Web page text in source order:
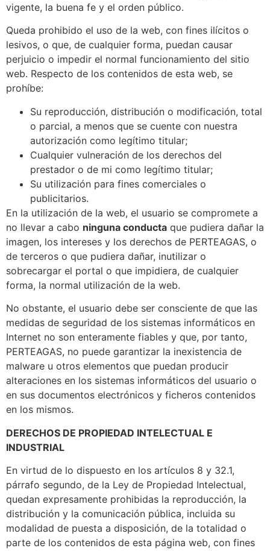
vigente, la buena fe y el orden público.
Queda prohibido el uso de la web, con fines ilícitos o
lesivos, o que, de cualquier forma, puedan causar
perjuicio o impedir el normal funcionamiento del sitio
web. Respecto de los contenidos de esta web, se
prohíbe:
Su reproducción, distribución o modificación, total
o parcial, a menos que se cuente con nuestra
autorización como legítimo titular;
Cualquier vulneración de los derechos del
prestador o de mi como legítimo titular;
Su utilización para fines comerciales o
publicitarios.
En la utilización de la web, el usuario se compromete a
no llevar a cabo ninguna conducta que pudiera dañar la
imagen, los intereses y los derechos de PERTEAGAS, o
de terceros o que pudiera dañar, inutilizar o
sobrecargar el portal o que impidiera, de cualquier
forma, la normal utilización de la web.
No obstante, el usuario debe ser consciente de que las
medidas de seguridad de los sistemas informáticos en
Internet no son enteramente fiables y que, por tanto,
PERTEAGAS, no puede garantizar la inexistencia de
malware u otros elementos que puedan producir
alteraciones en los sistemas informáticos del usuario o
en sus documentos electrónicos y ficheros contenidos
en los mismos.
DERECHOS DE PROPIEDAD INTELECTUAL E
INDUSTRIAL
En virtud de lo dispuesto en los artículos 8 y 32.1,
párrafo segundo, de la Ley de Propiedad Intelectual,
quedan expresamente prohibidas la reproducción, la
distribución y la comunicación pública, incluida su
modalidad de puesta a disposición, de la totalidad o
parte de los contenidos de esta página web, con fines